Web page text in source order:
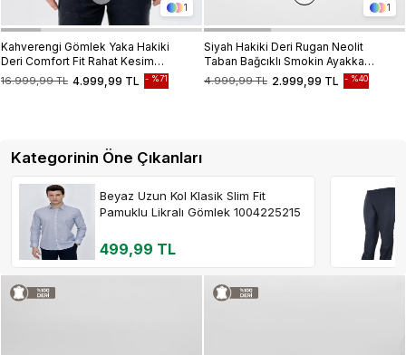
1
Kahverengi Gömlek Yaka Hakiki
Deri Comfort Fit Rahat Kesim
Casual Mont 1038235208
4.999,99 TL
16.999,99 TL %71
1
Siyah Hakiki Deri Rugan Neolit
Taban Bağcıklı Smokin Ayakkabı
1033235127
2.999,99 TL
4.999,99 TL %40
Kategorinin Öne Çıkanları
Beyaz Uzun Kol Klasik Slim Fit
Pamuklu Likralı Gömlek 1004225215
499,99 TL